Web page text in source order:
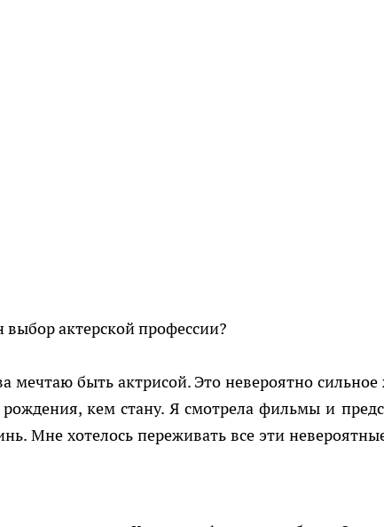
выбор актерской профессии?
мечтаю быть актрисой. Это невероятно
кем стану. Я смотрела фильмы и
Мне хотелось переживать все эти